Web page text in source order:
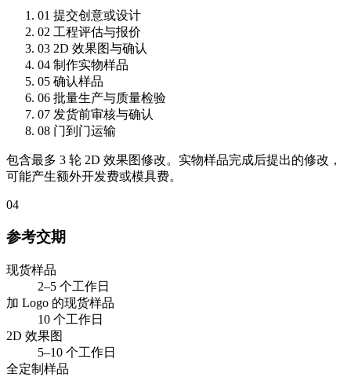
01 提交创意或设计
02 工程评估与报价
03 2D 效果图与确认
04 制作实物样品
05 确认样品
06 批量生产与质量检验
07 发货前审核与确认
08 门到门运输
包含最多 3 轮 2D 效果图修改。实物样品完成后提出的修改，
可能产生额外开发费或模具费。
04
参考交期
现货样品
2–5 个工作日
加 Logo 的现货样品
10 个工作日
2D 效果图
5–10 个工作日
全定制样品